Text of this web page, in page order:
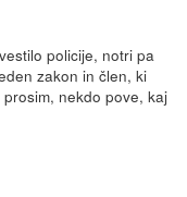
policije, notri pa
zakon in člen, ki
nekdo pove, kaj